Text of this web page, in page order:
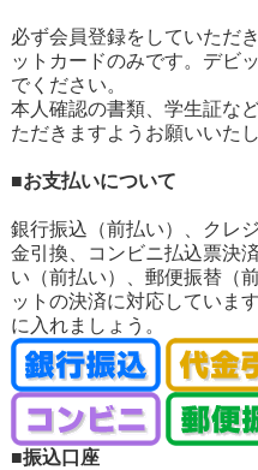
必ず会員登録をしていただ
ットカードのみです。デビ
でください。
本人確認の書類、学生証な
ただきますようお願いいたし
■お支払いについて
銀行振込（前払い）、クレ
金引換、コンビニ払込票決
い（前払い）、郵便振替（
ットの決済に対応していま
に入れましょう。
■振込口座